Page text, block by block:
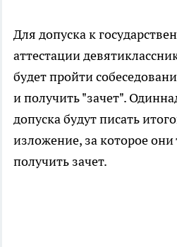
Для допуска к
аттестации
будет пройти
и получить "зачет".
допуска будут писать
изложение, за которое
получить зачет.